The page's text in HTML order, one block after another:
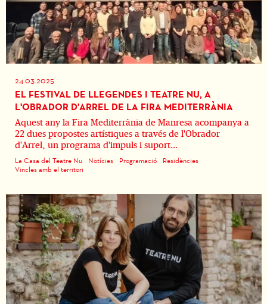
24.03.2025
EL FESTIVAL DE LLEGENDES I TEATRE NU, A
L'OBRADOR D'ARREL DE LA FIRA MEDITERRÀNIA
Aquest any la Fira Mediterrània de Manresa acompanya a
22 dues propostes artístiques a través de l'Obrador
d'Arrel, un programa d'impuls i suport...
La Casa del Teatre Nu Notícies Programació
Residències
Vincles amb el territori